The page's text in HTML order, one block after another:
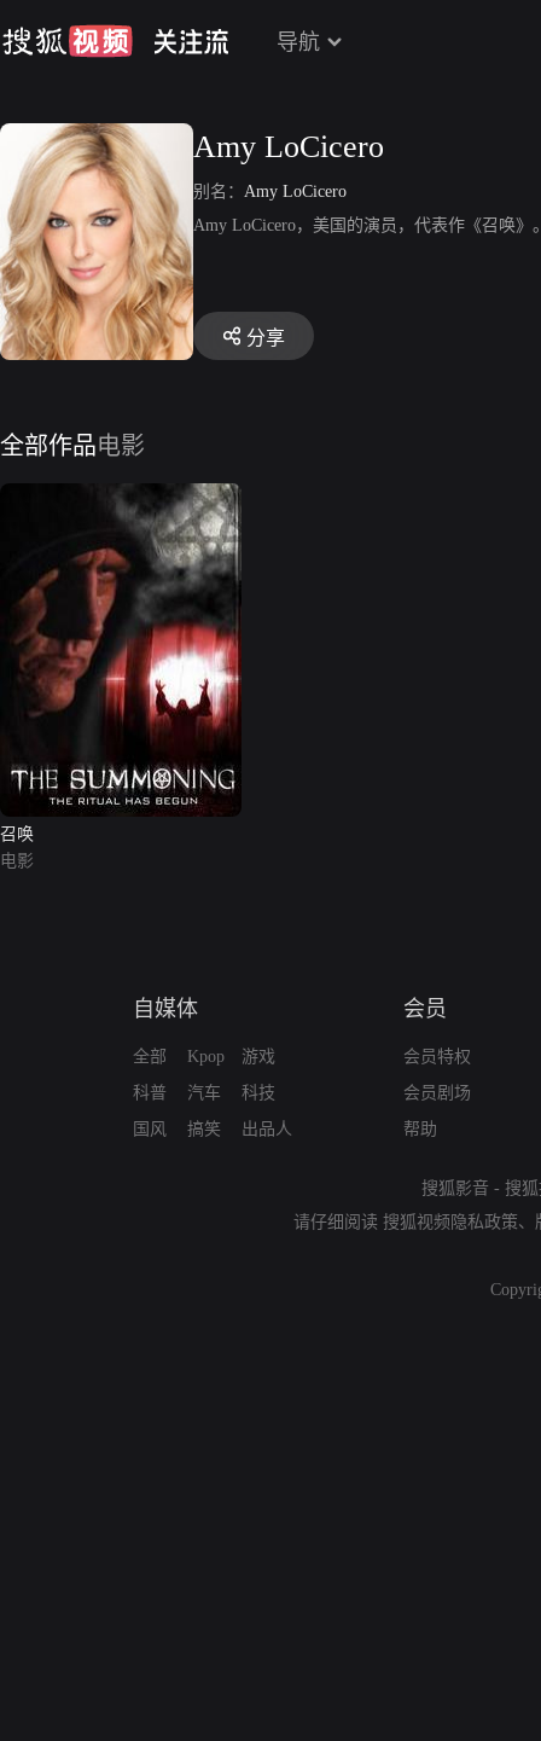
导航
Amy LoCicero
别名： Amy LoCicero
Amy LoCicero，美国的演员，代表作《召唤》
分享
全部作品电影
召唤
电影
自媒体
全部
科普
国风
Kpop
汽车
搞笑
游戏
科技
出品人
会员
会员特权
会员剧场
帮助
搜狐影音 - 搜
请仔细阅读 搜狐视频隐私政策、